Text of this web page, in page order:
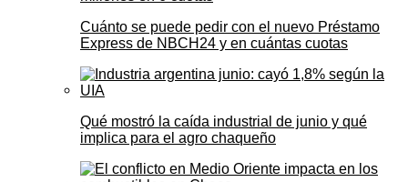
Cuánto se puede pedir con el nuevo Préstamo
Express de NBCH24 y en cuántas cuotas
Qué mostró la caída industrial de junio y qué
implica para el agro chaqueño